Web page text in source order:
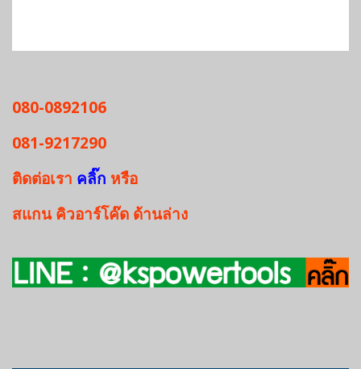
080-0892106
081-9217290
ติดต่อเรา คลิ๊ก หรือ
สแกนคิวอาร์โค๊ด ด้านล่าง